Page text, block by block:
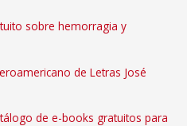
sobre hemorragia y
de Letras José
de e-books gratuitos para